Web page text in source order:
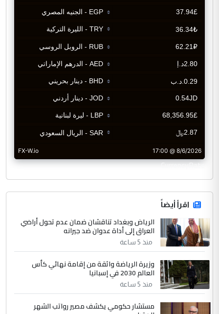
CurrencyRate
اقرأ أيضاً
الرياض وبغداد تناقشان ضمان عدم تحول أراضي
العراق إلى أداة عدوان ضد جيرانه
منذ 5 ساعة
وزيرة الرياضة واثقة من إقامة نهائي كأس
العالم 2030 في إسبانيا
منذ 5 ساعة
مستشار حكومي يكشف مصير رواتب الشهر